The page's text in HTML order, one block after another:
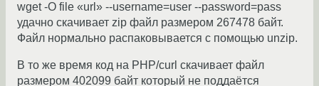
wget -O file «url» --username=user --password=pass
удачно скачивает zip файл размером 267478 байт.
Файл нормально распаковывается с помощью unzip.
В то же время код на PHP/curl скачивает файл
размером 402099 байт который не поддаётся